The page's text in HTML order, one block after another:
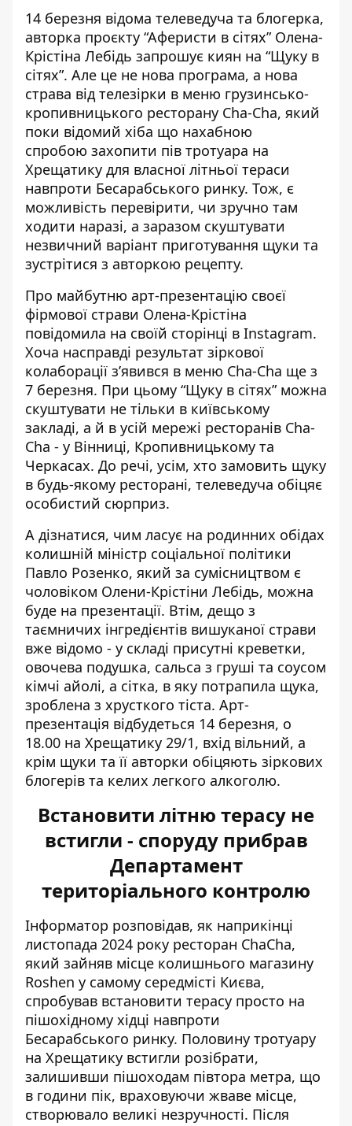
14 березня відома телеведуча та блогерка,
авторка проєкту “Аферисти в сітях” Олена-
Крістіна Лебідь запрошує киян на “Щуку в
сітях”. Але це не нова програма, а нова
страва від телезірки в меню грузинсько-
кропивницького ресторану Cha-Cha, який
поки відомий хіба що нахабною
спробою захопити пів тротуара на
Хрещатику для власної літньої тераси
навпроти Бесарабського ринку. Тож, є
можливість перевірити, чи зручно там
ходити наразі, а заразом скуштувати
незвичний варіант приготування щуки та
зустрітися з авторкою рецепту.
Про майбутню арт-презентацію своєї
фірмової страви Олена-Крістіна
повідомила на своїй сторінці в Instagram.
Хоча насправді результат зіркової
колаборації з’явився в меню Cha-Cha ще з
7 березня. При цьому “Щуку в сітях” можна
скуштувати не тільки в київському
закладі, а й в усій мережі ресторанів Cha-
Cha - у Вінниці, Кропивницькому та
Черкасах. До речі, усім, хто замовить щуку
в будь-якому ресторані, телеведуча обіцяє
особистий сюрприз.
А дізнатися, чим ласує на родинних обідах
колишній міністр соціальної політики
Павло Розенко, який за сумісництвом є
чоловіком Олени-Крістіни Лебідь, можна
буде на презентації. Втім, дещо з
таємничих інгредієнтів вишуканої страви
вже відомо - у складі присутні креветки,
овочева подушка, сальса з груші та соусом
кімчі айолі, а сітка, в яку потрапила щука,
зроблена з хрусткого тіста. Арт-
презентація відбудеться 14 березня, о
18.00 на Хрещатику 29/1, вхід вільний, а
крім щуки та її авторки обіцяють зіркових
блогерів та келих легкого алкоголю.
Встановити літню терасу не
встигли - споруду прибрав
Департамент
територіального контролю
Інформатор розповідав, як наприкінці
листопада 2024 року ресторан ChaCha,
який зайняв місце колишнього магазину
Roshen у самому середмісті Києва,
спробував встановити терасу просто на
пішохідному хідці навпроти
Бесарабського ринку. Половину тротуару
на Хрещатику встигли розібрати,
залишивши пішоходам півтора метра, що
в години пік, враховуючи жваве місце,
створювало великі незручності. Після